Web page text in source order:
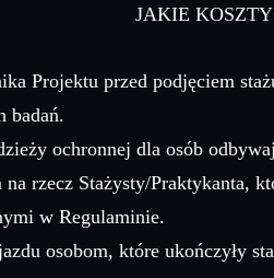
JAKIE
Projektu przed podjęciem
badań.
ochronnej dla osób
na rzecz Stażysty/Praktykanta,
w Regulaminie.
osobom, które ukończyły